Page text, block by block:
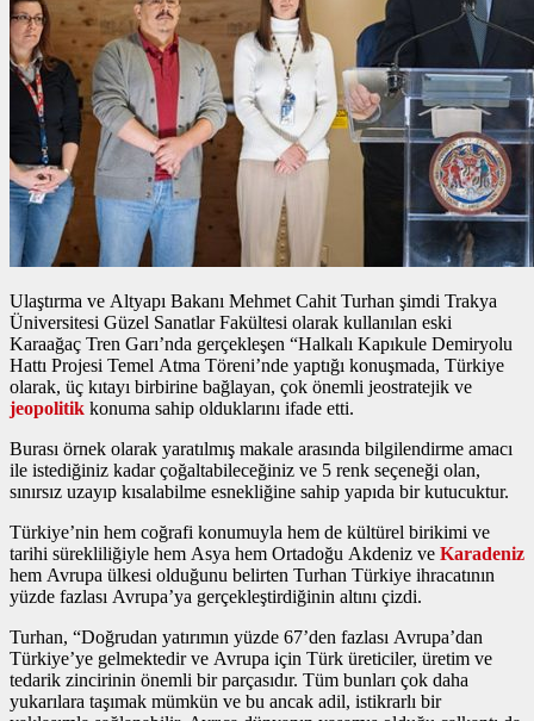
Ulaştırma ve Altyapı Bakanı Mehmet Cahit Turhan şimdi Trakya
Üniversitesi Güzel Sanatlar Fakültesi olarak kullanılan eski
Karaağaç Tren Garı’nda gerçekleşen “Halkalı Kapıkule Demiryolu
Hattı Projesi Temel Atma Töreni’nde yaptığı konuşmada, Türkiye
olarak, üç kıtayı birbirine bağlayan, çok önemli jeostratejik ve
jeopolitik konuma sahip olduklarını ifade etti.
Burası örnek olarak yaratılmış makale arasında bilgilendirme amacı
ile istediğiniz kadar çoğaltabileceğiniz ve 5 renk seçeneği olan,
sınırsız uzayıp kısalabilme esnekliğine sahip yapıda bir kutucuktur.
Türkiye’nin hem coğrafi konumuyla hem de kültürel birikimi ve
tarihi sürekliliğiyle hem Asya hem Ortadoğu Akdeniz ve Karadeniz
hem Avrupa ülkesi olduğunu belirten Turhan Türkiye ihracatının
yüzde fazlası Avrupa’ya gerçekleştirdiğinin altını çizdi.
Turhan, “Doğrudan yatırımın yüzde 67’den fazlası Avrupa’dan
Türkiye’ye gelmektedir ve Avrupa için Türk üreticiler, üretim ve
tedarik zincirinin önemli bir parçasıdır. Tüm bunları çok daha
yukarılara taşımak mümkün ve bu ancak adil, istikrarlı bir